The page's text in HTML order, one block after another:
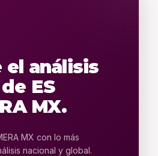
el análisis
ES
MX.
MX con lo más
nacional y global.